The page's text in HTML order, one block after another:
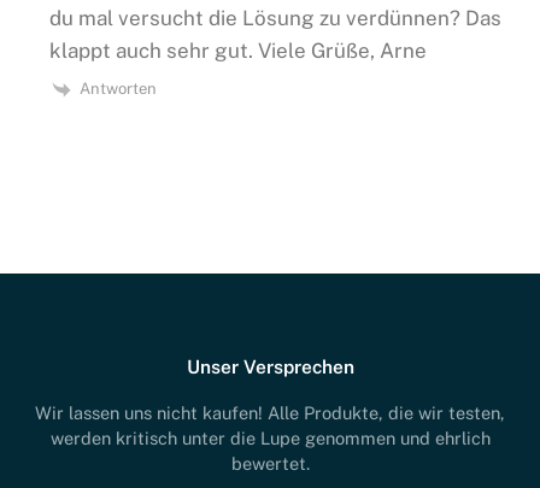
du mal versucht die Lösung zu verdünnen? Das
klappt auch sehr gut. Viele Grüße, Arne
Antworten
Unser Versprechen
Wir lassen uns nicht kaufen! Alle Produkte, die wir testen,
werden kritisch unter die Lupe genommen und ehrlich
bewertet.